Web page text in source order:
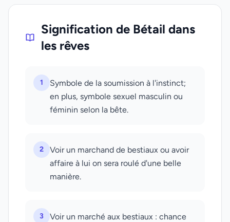
Signification de Bétail dans
les rêves
1
Symbole de la soumission à l'instinct;
en plus, symbole sexuel masculin ou
féminin selon la bête.
2
Voir un marchand de bestiaux ou avoir
affaire à lui on sera roulé d'une belle
manière.
3
Voir un marché aux bestiaux : chance